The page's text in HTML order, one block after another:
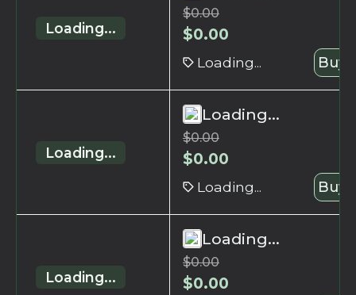
Loading...
$0.00
$0.00
Loading... Buy
Loading...
Loading...
$0.00
$0.00
Loading... Buy
Loading...
Loading...
$0.00
$0.00